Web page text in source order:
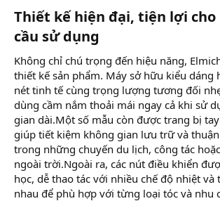
Thiết kế hiện đại, tiện lợi cho
cầu sử dụng​
Không chỉ chú trọng đến hiệu năng,
thiết kế sản phẩm. Máy sở hữu kiểu dáng
nét tinh tế cùng trọng lượng tương đối
dùng cầm nắm thoải mái ngay cả khi sử
gian dài.Một số mẫu còn được trang bị
giúp tiết kiệm không gian lưu trữ và
trong những chuyến du lịch, công tác
ngoài trời.Ngoài ra, các nút điều khiển
học, dễ thao tác với nhiều chế độ nhiệt và
nhau để phù hợp với từng loại tóc và nhu